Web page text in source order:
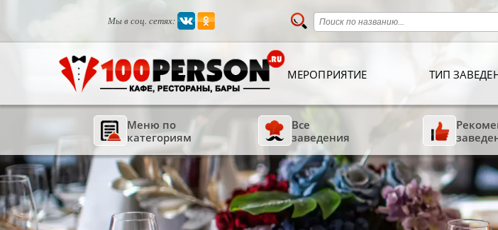
Мы в соц. сетях:
МЕРОПРИЯТИЕ ТИП
Меню по
категориям
Все
заведения